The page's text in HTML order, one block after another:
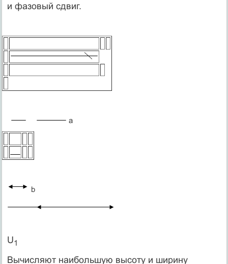
и фазовый сдвиг.
a
b
U1
Вычисляют наибольшую высоту и ширину